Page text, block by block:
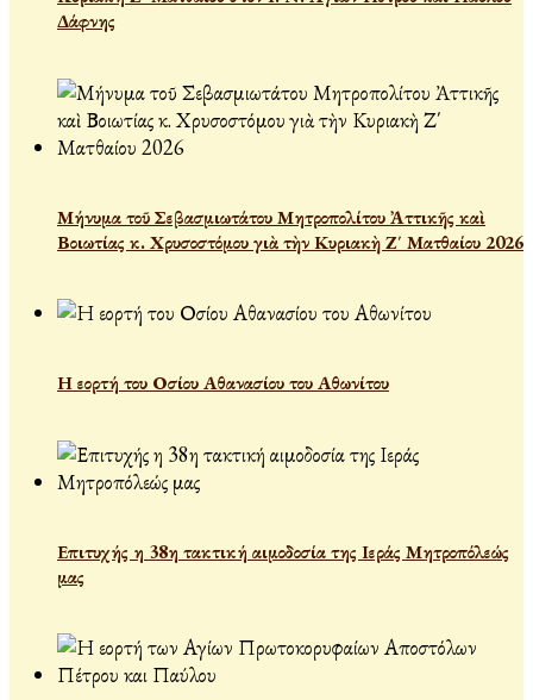
Δάφνης
Μήνυμα τοῦ Σεβασμιωτάτου Μητροπολίτου Ἀττικῆς καὶ
Βοιωτίας κ. Χρυσοστόμου γιὰ τὴν Κυριακὴ Ζ΄ Ματθαίου 2026
Η εορτή του Οσίου Αθανασίου του Αθωνίτου
Επιτυχής η 38η τακτική αιμοδοσία της Ιεράς Μητροπόλεώς
μας